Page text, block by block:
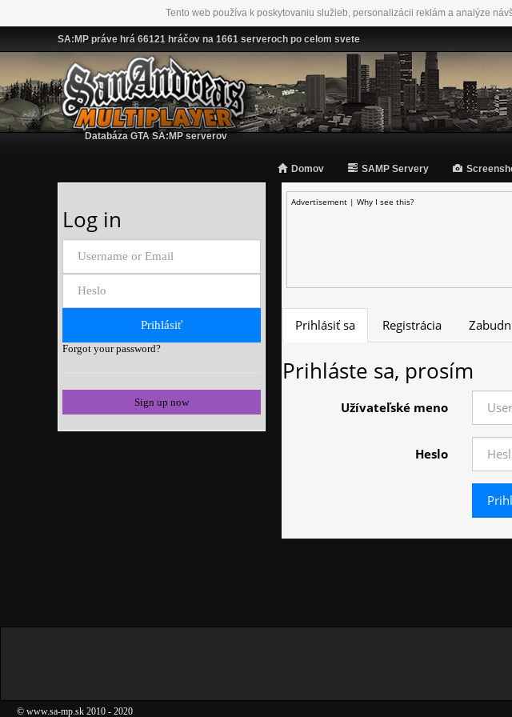
Tento web používa k poskytovaniu služieb, personalizácii reklám a analýze
SA:MP práve hrá 66121 hráčov na 1661 serveroch po celom svete
Databáza GTA SA:MP serverov
Domov SAMP Servery
Advertisement | Why I see this?
Prihlásiť sa Registrácia
Prihláste sa, prosím
Užívateľské meno
Heslo
Log in
Forgot your password?
Sign up now
© www.sa-mp.sk 2010 - 2020